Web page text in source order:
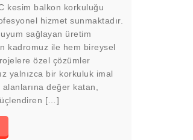
kesim balkon korkuluğu
hizmet sunmaktadır.
sağlayan üretim
kadromuz ile hem bireysel
özel çözümler
yalnızca bir korkuluk imal
değer katan,
[…]